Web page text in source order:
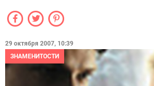
29 октября 2007, 10:39
ЗНАМЕНИТОСТИ